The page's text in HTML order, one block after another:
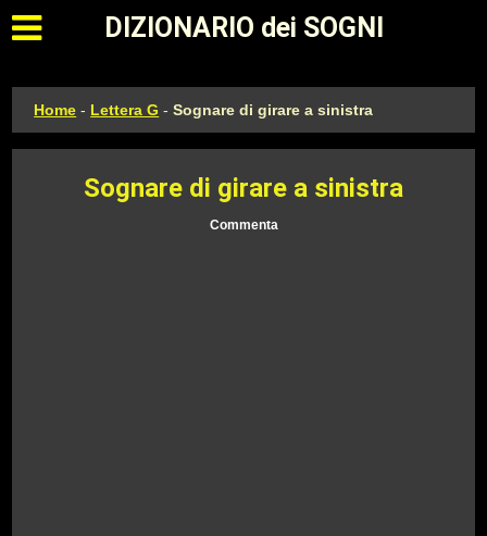
Apri il menu principale
DIZIONARIO dei SOGNI
Home - Lettera G -Sognare di girare a sinistra
Sognare di girare a sinistra
Commenta